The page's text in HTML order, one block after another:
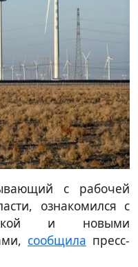
с рабочей
ознакомился с
и новыми
сообщила пресс-